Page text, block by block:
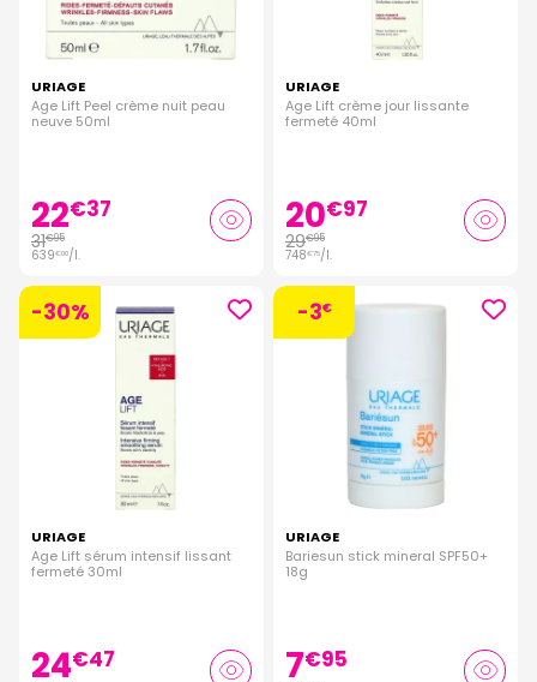
URIAGE
Age Lift Peel crème nuit peau
neuve 50ml
22€37
31€95
639€00/l.
URIAGE
Age Lift crème jour lissante
fermeté 40ml
20€97
29€95
748€75/l.
-30%
URIAGE
Age Lift sérum intensif lissant
fermeté 30ml
24€47
-3€
URIAGE
Bariesun stick mineral SPF50+
18g
7€95